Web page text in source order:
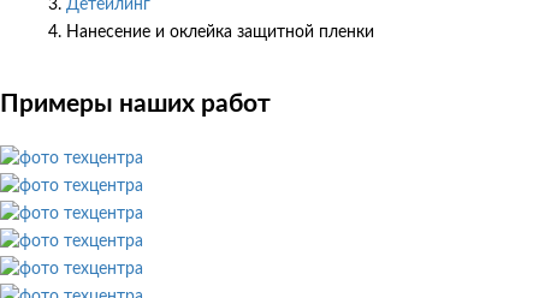
Детейлинг
Нанесение и оклейка защитной пленки
Примеры наших работ